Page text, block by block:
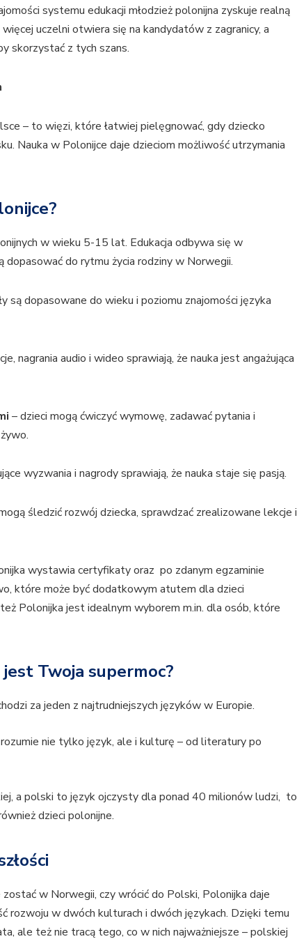
systemu edukacji młodzież polonijna zyskuje realną
uczelni otwiera się na kandydatów z zagranicy, a
skorzystać z tych szans.
– to więzi, które łatwiej pielęgnować, gdy dziecko
Nauka w Polonijce daje dzieciom możliwość utrzymania
w wieku 5-15 lat. Edukacja odbywa się w
do rytmu życia rodziny w Norwegii.
są dopasowane do wieku i poziomu znajomości języka
nagrania audio i wideo sprawiają, że nauka jest angażująca
– dzieci mogą ćwiczyć wymowę, zadawać pytania i
wyzwania i nagrody sprawiają, że nauka staje się pasją.
śledzić rozwój dziecka, sprawdzać zrealizowane lekcje i
wystawia certyfikaty oraz po zdanym egzaminie
które może być dodatkowym atutem dla dzieci
Polonijka jest idealnym wyborem m.in. dla osób, które
Twoja supermoc?
za jeden z najtrudniejszych języków w Europie.
nie tylko język, ale i kulturę – od literatury po
a polski to język ojczysty dla ponad 40 milionów ludzi, to
dzieci polonijne.
w Norwegii, czy wrócić do Polski, Polonijka daje
rozwoju w dwóch kulturach i dwóch językach. Dzięki temu
ale też nie tracą tego, co w nich najważniejsze – polskiej